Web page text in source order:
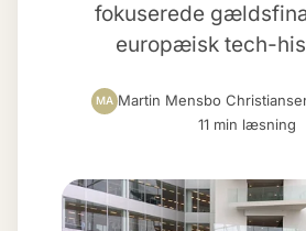
fokuserede
europæisk tech-
MA Martin Mensbo
11 min læsning